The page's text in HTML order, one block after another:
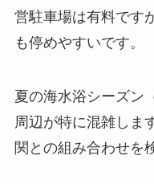
営駐車場は有料です
も停めやすいです。
夏の海水浴シーズン
周辺が特に混雑しま
関との組み合わせを